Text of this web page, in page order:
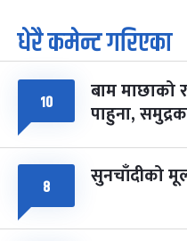
७
आइत
पूर्णिमा व्रत
चैत्र ७, २०८३-Mar 21, 2027
८ फागुपूर्णिमा
चैत्र ८, २०८३-Mar 22, 2027
धेरै कमेन्ट गरिएका
१० बाम माछाको
पाहुना,
८ सुनचाँदीको